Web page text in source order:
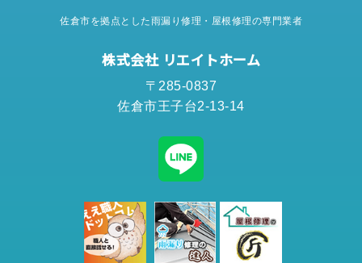
佐倉市を拠点とした雨漏り修理・屋根修理の専門業者
株式会社 リエイトホーム
〒285-0837
佐倉市王子台2-13-14